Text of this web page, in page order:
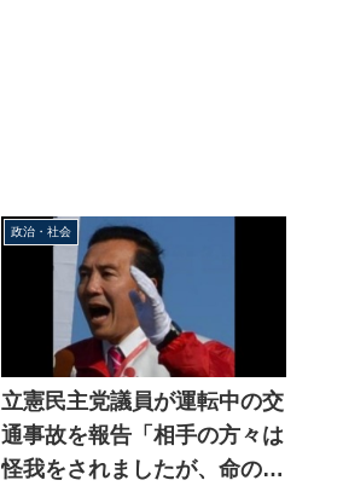
政治・社会
立憲民主党議員が運転中の交
通事故を報告「相手の方々は
怪我をされましたが、命の別